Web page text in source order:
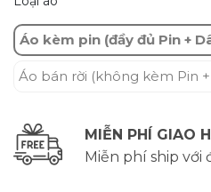
Áo kèm pin (đầy đủ Pin +
Áo bán rời (không kèm Pin
MIỄN PHÍ GIAO
Miễn phí ship với